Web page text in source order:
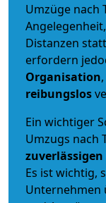
Umzüge nach
Distanzen
erfordern
Organisation
reibungslos
Ein wichtiger
Umzugs nach
zuverlässigen
Es ist wichtig,
Unternehmen